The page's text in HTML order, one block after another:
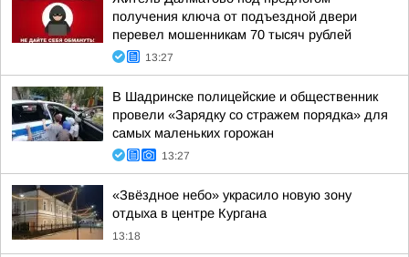
получения ключа от подъездной двери
перевел мошенникам 70 тысяч рублей
13:27
В Шадринске полицейские и общественник
провели «Зарядку со стражем порядка» для
самых маленьких горожан
13:27
«Звёздное небо» украсило новую зону
отдыха в центре Кургана
13:18